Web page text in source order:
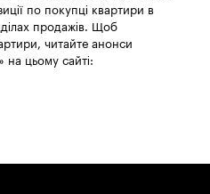
по покупці квартири в
продажів. Щоб
читайте анонси
на цьому сайті: